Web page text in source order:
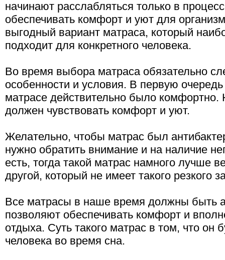
начинают расслабляться только в
обеспечивать комфорт и уют для
выгодный вариант матраса, который
подходит для конкретного человека.
Во время выбора матраса обязательно
особенности и условия. В первую
матрасе действительно было комфортно.
должен чувствовать комфорт и уют.
Желательно, чтобы матрас был
нужно обратить внимание и на наличие
есть, тогда такой матрас намного лучше
другой, который не имеет такого резкого
Все матрасы в наше время должны быть
позволяют обеспечивать комфорт и
отдыха. Суть такого матрас в том, что он
человека во время сна.